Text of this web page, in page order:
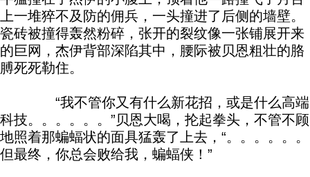
上一堆猝不及防的佣兵，一头撞进了后侧的墙壁。
瓷砖被撞得轰然粉碎，张开的裂纹像一张铺展开来
的巨网，杰伊背部深陷其中，腰际被贝恩粗壮的胳
膊死死勒住。
“我不管你又有什么新花招，或是什么高端
科技。。。。。。”贝恩大喝，抡起拳头，不管不顾
地照着那蝙蝠状的面具猛轰了上去，“。。。。。。
但最终，你总会败给我，蝙蝠侠！”